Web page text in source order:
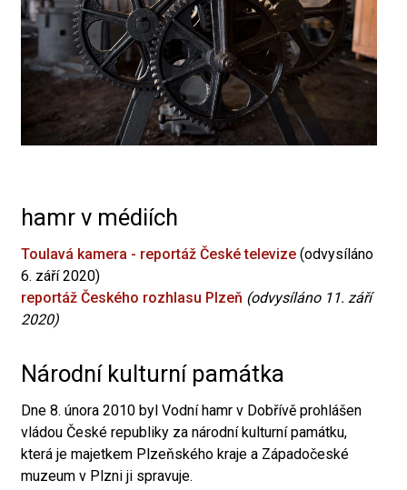
hamr v médiích
Toulavá kamera - reportáž České televize (odvysíláno
6. září 2020)
reportáž Českého rozhlasu Plzeň (odvysíláno 11. září
2020)
Národní kulturní památka
Dne 8. února 2010 byl Vodní hamr v Dobřívě prohlášen
vládou České republiky za národní kulturní památku,
která je majetkem Plzeňského kraje a Západočeské
muzeum v Plzni ji spravuje.